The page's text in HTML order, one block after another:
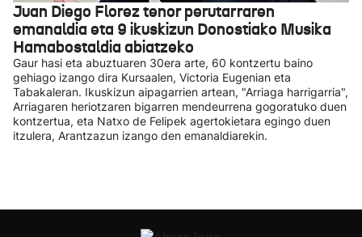
Juan Diego Florez tenor perutarraren
emanaldia eta 9 ikuskizun Donostiako Musika
Hamabostaldia abiatzeko
Gaur hasi eta abuztuaren 30era arte, 60 kontzertu baino
gehiago izango dira Kursaalen, Victoria Eugenian eta
Tabakaleran. Ikuskizun aipagarrien artean, "Arriaga harrigarria",
Arriagaren heriotzaren bigarren mendeurrena gogoratuko duen
kontzertua, eta Natxo de Felipek agertokietara egingo duen
itzulera, Arantzazun izango den emanaldiarekin.